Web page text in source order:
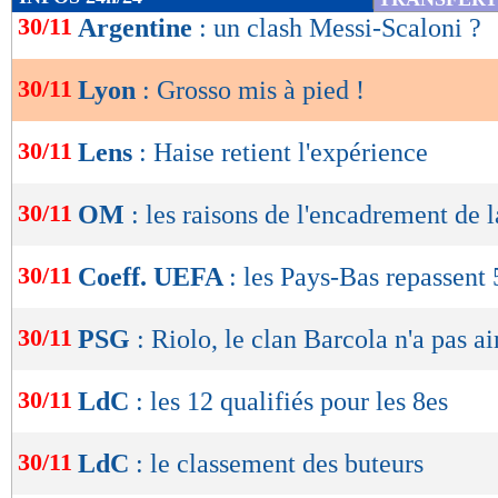
de
lecture
OK
30/11 Argentine : un clash Messi-Scaloni ?
30/11 Lyon : Grosso mis à pied !
30/11 Lens : Haise retient l'expérience
30/11 OM : les raisons de l'encadrement de
30/11 Coeff. UEFA : les Pays-Bas repassent
30/11 PSG : Riolo, le clan Barcola n'a pas
30/11 LdC : les 12 qualifiés pour les 8es
30/11 LdC : le classement des buteurs